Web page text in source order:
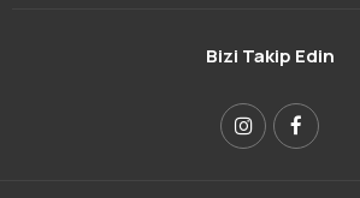
Bizi Takip Edin